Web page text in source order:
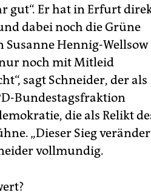
gut“. Er hat in Erfurt
dabei noch die Grüne
Hennig-Wellsow
noch mit Mitleid
sagt Schneider, der als
Bundestagsfraktion
die als Relikt
„Dieser Sieg
vollmundig.